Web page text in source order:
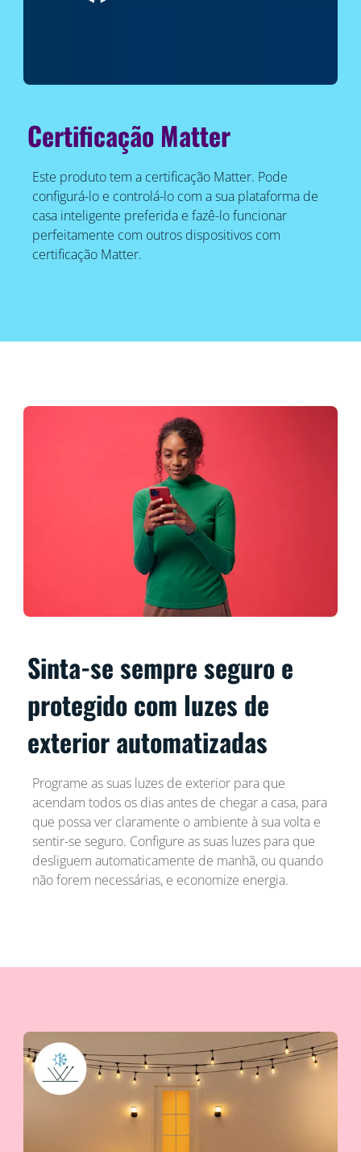
Certificação Matter
Este produto tem a certificação Matter. Pode
configurá-lo e controlá-lo com a sua plataforma de
casa inteligente preferida e fazê-lo funcionar
perfeitamente com outros dispositivos com
certificação Matter.
Sinta-se sempre seguro e
protegido com luzes de
exterior automatizadas
Programe as suas luzes de exterior para que
acendam todos os dias antes de chegar a casa, para
que possa ver claramente o ambiente à sua volta e
sentir-se seguro. Configure as suas luzes para que
desliguem automaticamente de manhã, ou quando
não forem necessárias, e economize energia.